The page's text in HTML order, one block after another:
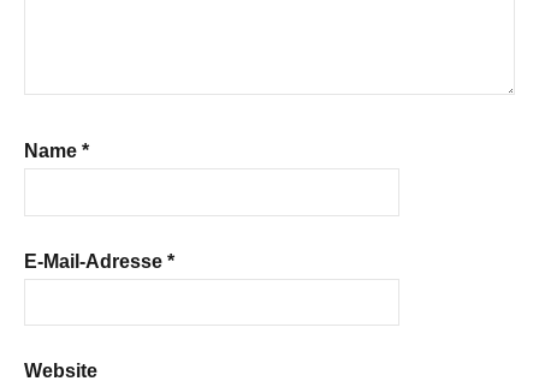
Name *
E-Mail-Adresse *
Website